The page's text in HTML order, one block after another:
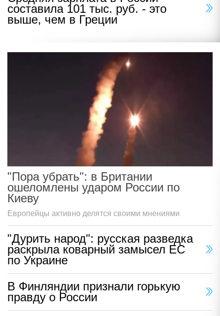
составила 101 тыс. руб. - это
выше, чем в Греции
"Пора убрать": в Британии
ошеломлены ударом России по
Киеву
Европейцы активно делятся своими мнениями
"Дурить народ": русская разведка
раскрыла коварный замысел ЕС
по Украине
В Финляндии признали горькую
правду о России